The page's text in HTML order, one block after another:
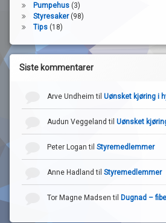
Pumpehus(3)
Styresaker(98)
Tips(18)
Siste kommentarer
Arve Undheim til Uønsket kjøring i
Audun Veggeland til Uønsket
Peter Logan til Styremedlemmer
Anne Hadland til Styremedlemmer
Tor Magne Madsen til Dugnad –